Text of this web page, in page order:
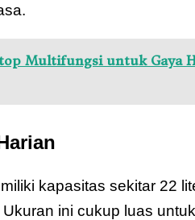
Multifungsi untuk Gaya
kapasitas sekitar 22
ini cukup luas